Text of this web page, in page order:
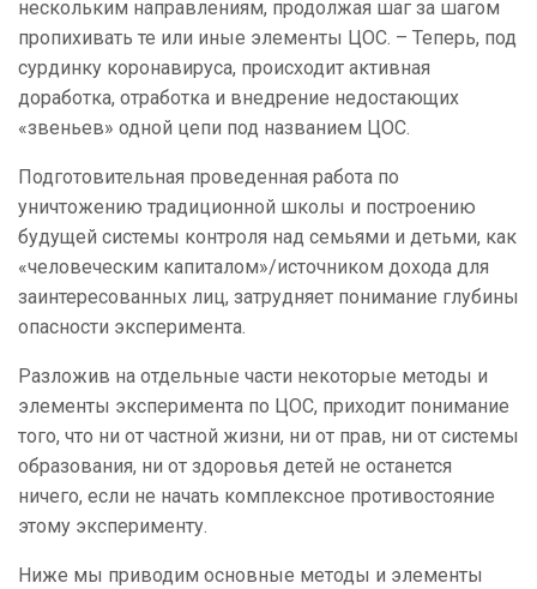
нескольким направлениям, продолжая шаг за шагом
пропихивать те или иные элементы ЦОС. – Теперь, под
сурдинку коронавируса, происходит активная
доработка, отработка и внедрение недостающих
«звеньев» одной цепи под названием ЦОС.
Подготовительная проведенная работа по
уничтожению традиционной школы и построению
будущей системы контроля над семьями и детьми, как
«человеческим капиталом»/источником дохода для
заинтересованных лиц, затрудняет понимание глубины
опасности эксперимента.
Разложив на отдельные части некоторые методы и
элементы эксперимента по ЦОС, приходит понимание
того, что ни от частной жизни, ни от прав, ни от системы
образования, ни от здоровья детей не останется
ничего, если не начать комплексное противостояние
этому эксперименту.
Ниже мы приводим основные методы и элементы